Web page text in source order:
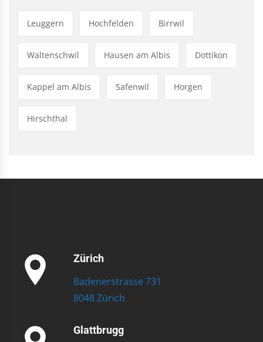
Leuggern Hochfelden Birrwil
Waltenschwil Hausen am Albis Dottikon
Kappel am Albis Safenwil Horgen
Hirschthal
Zürich
Badenerstrasse 731
8048 Zürich
Glattbrugg